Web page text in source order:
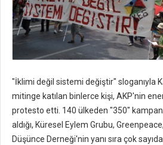
"İklimi değil sistemi değiştir" sloganıyla
mitinge katılan binlerce kişi, AKP'nin
protesto etti. 140 ülkeden "350"
aldığı, Küresel Eylem Grubu,
Düşünce Derneği'nin yanı sıra çok